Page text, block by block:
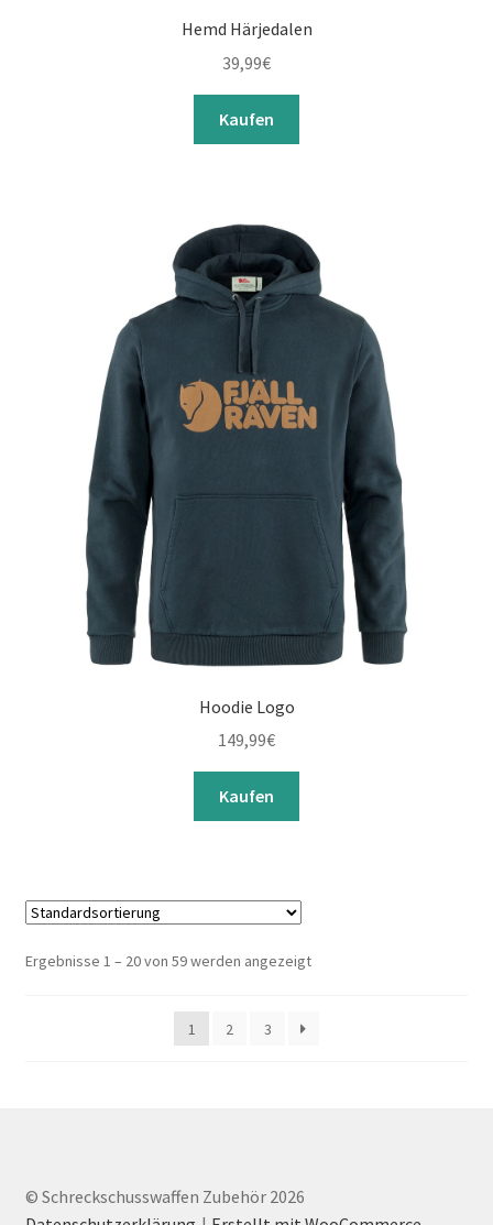
Hemd Härjedalen
39,99€
Kaufen
Hoodie Logo
149,99€
Kaufen
Ergebnisse 1 – 20 von 59 werden angezeigt
1 2 3
© Schreckschusswaffen Zubehör 2026